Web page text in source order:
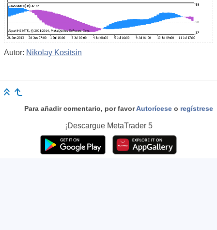
Autor: Nikolay Kositsin
Para añadir comentario, por favorAutorícese o regístrese
¡Descargue MetaTrader 5